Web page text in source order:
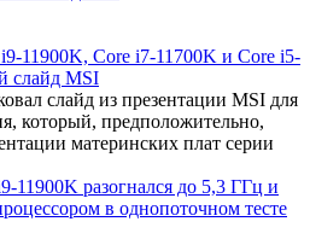
11900K, Core i7-11700K и Core i5-
слайд MSI
слайд из презентации MSI для
который, предположительно,
материнских плат серии